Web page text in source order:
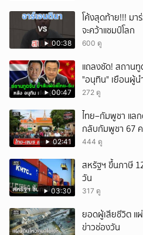
00:38
โค้งสุดท้าย!!! มา
จะคว้าแชมป์โลก
600 ดู
00:47
แถลงชัด! สถาน
"อนุทิน" เยือนผู้น
272 ดู
02:41
ไทย–กัมพูชา แล
กลับกัมพูชา 67
444 ดู
03:30
สหรัฐฯ ขึ้นภาษี
วัน
317 ดู
ยอดผู้เสียชีวิต แผ่
ข่าวช่องวัน